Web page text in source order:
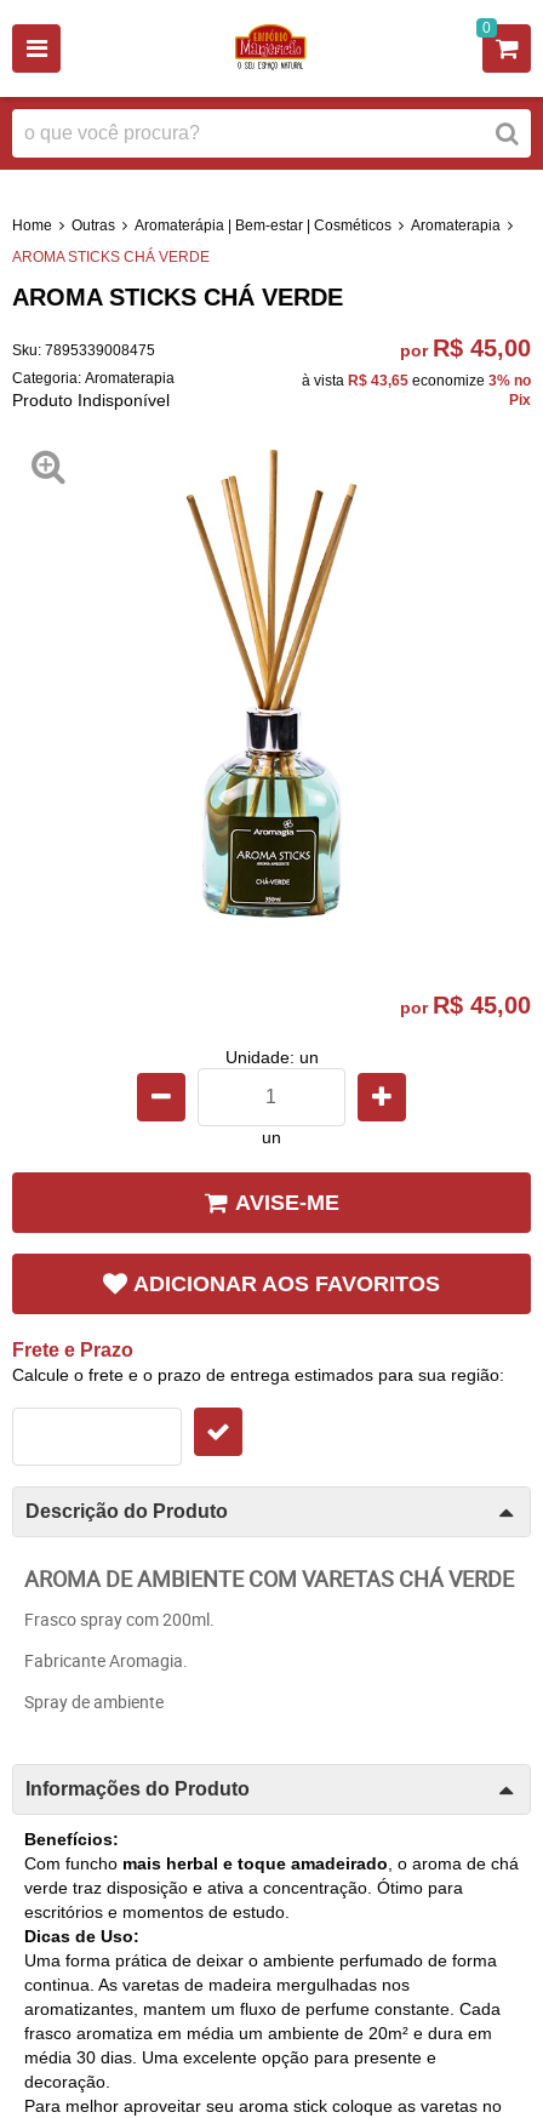
0
Home Outras Aromaterápia | Bem-estar | Cosméticos
Aromaterapia
AROMA STICKS CHÁ VERDE
AROMA STICKS CHÁ VERDE
Sku: 7895339008475
Categoria: Aromaterapia
Produto Indisponível
por R$ 45,00
à vista R$ 43,65 economize 3% no
Pix
por R$ 45,00
Unidade: un
un
AVISE-ME
ADICIONAR AOS FAVORITOS
Frete e Prazo
Calcule o frete e o prazo de entrega estimados para sua região:
Descrição do Produto
AROMA DE AMBIENTE COM VARETAS CHÁ VERDE
Frasco spray com 200ml.
Fabricante Aromagia.
Spray de ambiente
Informações do Produto
Benefícios:
Com funcho mais herbal e toque amadeirado , o aroma de chá
verde traz disposição e ativa a concentração. Ótimo para
escritórios e momentos de estudo.
Dicas de Uso:
Uma forma prática de deixar o ambiente perfumado de forma
continua. As varetas de madeira mergulhadas nos
aromatizantes, mantem um fluxo de perfume constante. Cada
frasco aromatiza em média um ambiente de 20m² e dura em
média 30 dias. Uma excelente opção para presente e
decoração.
Para melhor aproveitar seu aroma stick coloque as varetas no